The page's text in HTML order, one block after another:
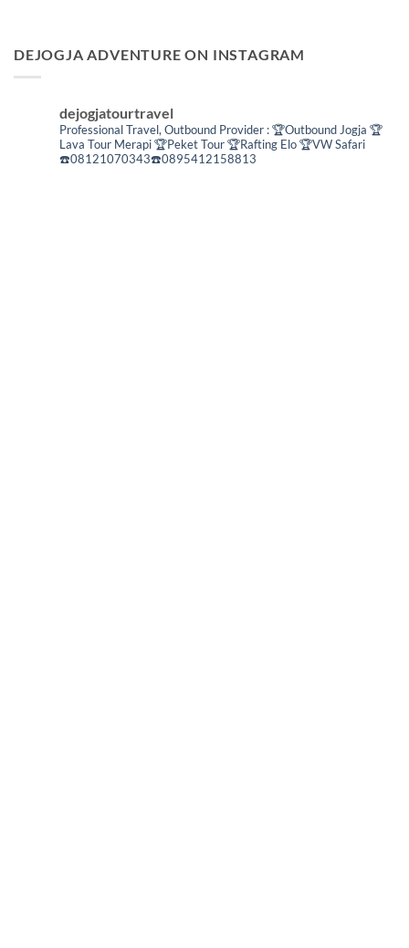
DEJOGJA ADVENTURE ON INSTAGRAM
dejogjatourtravel
Professional Travel, Outbound Provider :🏆Outbound Jogja 🏆
Lava Tour Merapi🏆Peket Tour🏆Rafting Elo🏆VW Safari
☎️08121070343☎️0895412158813